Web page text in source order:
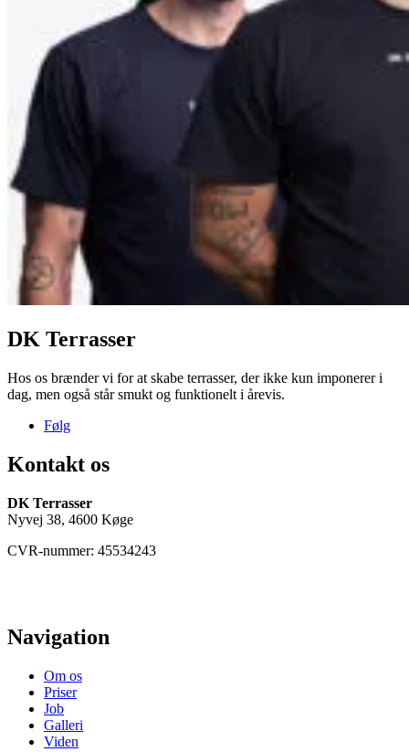
DK Terrasser
Hos os brænder vi for at skabe terrasser, der ikke kun imponerer i
dag, men også står smukt og funktionelt i årevis.
Følg
Kontakt os
DK Terrasser
Nyvej 38, 4600 Køge
CVR-nummer: 45534243
Navigation
Om os
Priser
Job
Galleri
Viden